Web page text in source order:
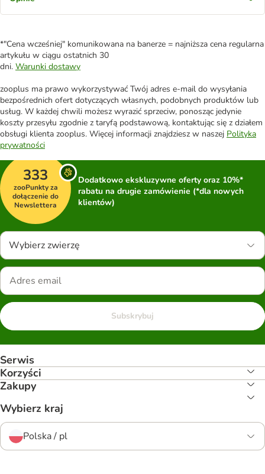
*"Cena wcześniej" komunikowana na banerze = najniższa cena regularna
artykułu w ciągu ostatnich 30
dni. Warunki dostawy
zooplus ma prawo wykorzystywać Twój adres e-mail do wysyłania
bezpośrednich ofert dotyczących własnych, podobnych produktów lub
usług. W każdej chwili możesz wyrazić sprzeciw, ponosząc jedynie
koszty przesyłu zgodnie z taryfą podstawową, kontaktując się z działem
obsługi klienta zooplus. Więcej informacji znajdziesz w naszej Polityka
prywatności
333
zooPunkty za
dołączenie do
Newslettera
Dodatkowo ekskluzywne oferty oraz 10%*
rabatu na drugie zamówienie (*dla nowych
klientów)
Wybierz zwierzę
Subskrybuj
Serwis
Korzyści
Zakupy
Wybierz kraj
Polska / pl